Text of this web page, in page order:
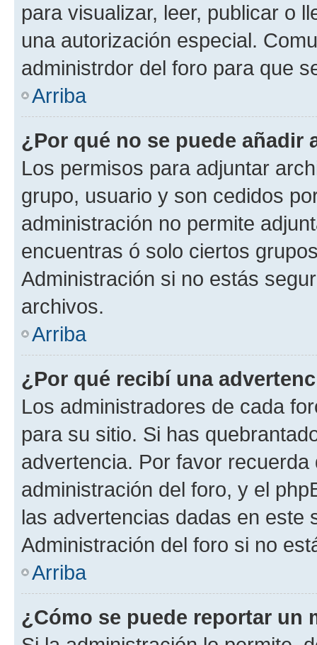
para visualizar, leer, publicar o
una autorización especial.
administrdor del foro para que
Arriba
¿Por qué no se puede añadir
Los permisos para adjuntar
grupo, usuario y son cedidos
administración no permite
encuentras ó solo ciertos
Administración si no estás
archivos.
Arriba
¿Por qué recibí una
Los administradores de cada
para su sitio. Si has
advertencia. Por favor
administración del foro, y el
las advertencias dadas en este
Administración del foro si no
Arriba
¿Cómo se puede reportar un